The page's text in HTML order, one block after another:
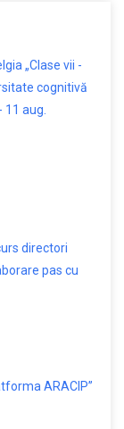
„Clase vii -
cognitivă
11 aug.
directori
pas cu
ARACIP”